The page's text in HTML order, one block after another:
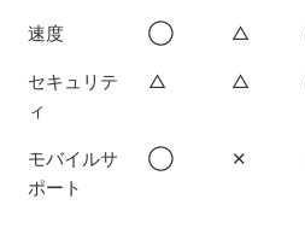
速度 ◯ △
セキュリテ
ィ
△ △
モバイルサ
ポート
◯ ✕